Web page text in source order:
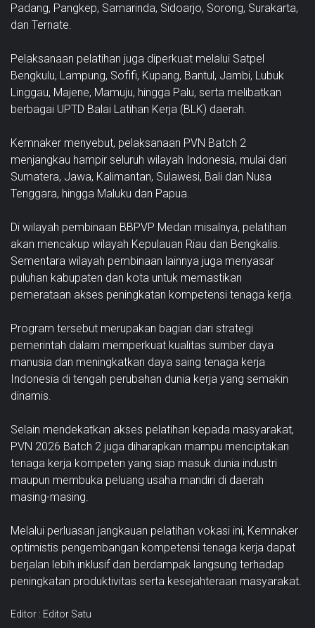
Padang, Pangkep, Samarinda, Sidoarjo, Sorong, Surakarta,
dan Ternate.
Pelaksanaan pelatihan juga diperkuat melalui Satpel
Bengkulu, Lampung, Sofifi, Kupang, Bantul, Jambi, Lubuk
Linggau, Majene, Mamuju, hingga Palu, serta melibatkan
berbagai UPTD Balai Latihan Kerja (BLK) daerah.
Kemnaker menyebut, pelaksanaan PVN Batch 2
menjangkau hampir seluruh wilayah Indonesia, mulai dari
Sumatera, Jawa, Kalimantan, Sulawesi, Bali dan Nusa
Tenggara, hingga Maluku dan Papua.
Di wilayah pembinaan BBPVP Medan misalnya, pelatihan
akan mencakup wilayah Kepulauan Riau dan Bengkalis.
Sementara wilayah pembinaan lainnya juga menyasar
puluhan kabupaten dan kota untuk memastikan
pemerataan akses peningkatan kompetensi tenaga kerja.
Program tersebut merupakan bagian dari strategi
pemerintah dalam memperkuat kualitas sumber daya
manusia dan meningkatkan daya saing tenaga kerja
Indonesia di tengah perubahan dunia kerja yang semakin
dinamis.
Selain mendekatkan akses pelatihan kepada masyarakat,
PVN 2026 Batch 2 juga diharapkan mampu menciptakan
tenaga kerja kompeten yang siap masuk dunia industri
maupun membuka peluang usaha mandiri di daerah
masing-masing.
Melalui perluasan jangkauan pelatihan vokasi ini, Kemnaker
optimistis pengembangan kompetensi tenaga kerja dapat
berjalan lebih inklusif dan berdampak langsung terhadap
peningkatan produktivitas serta kesejahteraan masyarakat.
Editor : Editor Satu